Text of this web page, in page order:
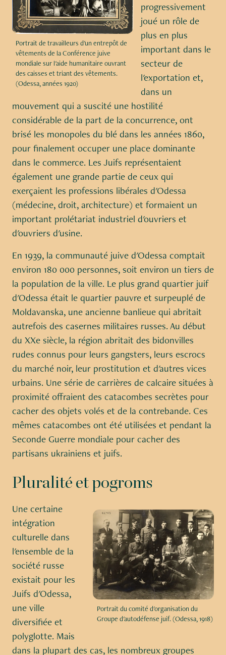
Portrait de travailleurs d'un entrepôt de
vêtements de la Conférence juive
mondiale sur l'aide humanitaire ouvrant
des caisses et triant des vêtements.
(Odessa, années 1920)
progressivement
joué un rôle de
plus en plus
important dans le
secteur de
l'exportation et,
dans un
mouvement qui a suscité une hostilité
considérable de la part de la concurrence, ont
brisé les monopoles du blé dans les années 1860,
pour finalement occuper une place dominante
dans le commerce. Les Juifs représentaient
également une grande partie de ceux qui
exerçaient les professions libérales d'Odessa
(médecine, droit, architecture) et formaient un
important prolétariat industriel d'ouvriers et
d'ouvriers d'usine.
En 1939, la communauté juive d'Odessa comptait
environ 180 000 personnes, soit environ un tiers de
la population de la ville. Le plus grand quartier juif
d'Odessa était le quartier pauvre et surpeuplé de
Moldavanska, une ancienne banlieue qui abritait
autrefois des casernes militaires russes. Au début
du XXe siècle, la région abritait des bidonvilles
rudes connus pour leurs gangsters, leurs escrocs
du marché noir, leur prostitution et d'autres vices
urbains. Une série de carrières de calcaire situées à
proximité offraient des catacombes secrètes pour
cacher des objets volés et de la contrebande. Ces
mêmes catacombes ont été utilisées et pendant la
Seconde Guerre mondiale pour cacher des
partisans ukrainiens et juifs.
Pluralité et pogroms
Portrait du comité d'organisation du
Groupe d'autodéfense juif. (Odessa, 1918)
Une certaine
intégration
culturelle dans
l'ensemble de la
société russe
existait pour les
Juifs d'Odessa,
une ville
diversifiée et
polyglotte. Mais
dans la plupart des cas, les nombreux groupes